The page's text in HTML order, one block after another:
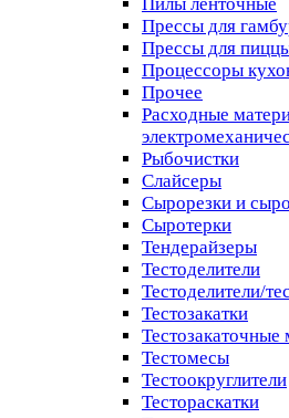
Прессы для
Прессы для
Процессоры
Прочее
Расходные
Рыбочистки
Слайсеры
Сырорезки и
Сыротерки
Тендерайзеры
Тестоделители
Тестоделители/
Тестозакатки
Тестомесы
Тестоокруглители
Тестораскатки